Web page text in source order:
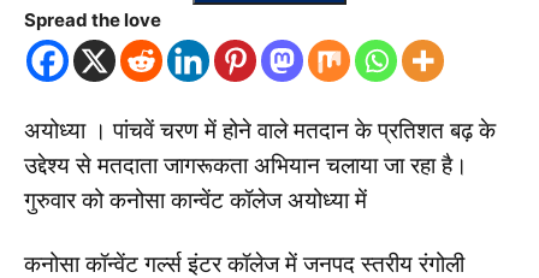
Spread the love
अयोध्या । पांचवें चरण में होने वाले मतदान के प्रतिशत बढ़ के
उद्देश्य से मतदाता जागरूकता अभियान चलाया जा रहा है।
गुरुवार को कनोसा कान्वेंट कॉलेज अयोध्या में
कनोसा कॉन्वेंट गर्ल्स इंटर कॉलेज में जनपद स्तरीय रंगोली